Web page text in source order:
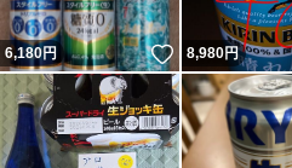
6,180円 いいね！
8,980円